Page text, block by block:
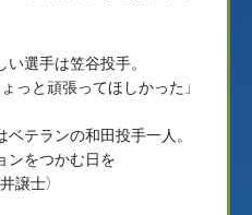
選手は笠谷投手。
っと頑張ってほしかった」
テランの和田投手一人。
ンをつかむ日を
譲士）